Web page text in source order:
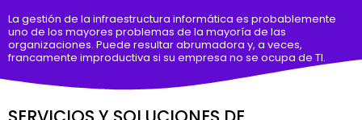
La gestión de la infraestructura informática es probablemente
uno de los mayores problemas de la mayoría de las
organizaciones. Puede resultar abrumadora y, a veces,
francamente improductiva si su empresa no se ocupa de TI.